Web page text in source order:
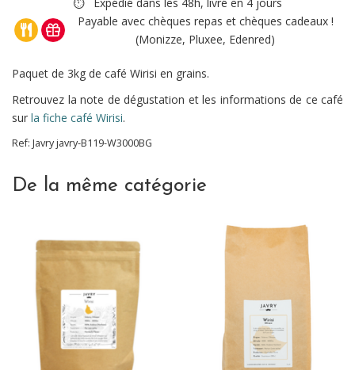
Payable avec chèques repas et chèques cadeaux !
(Monizze, Pluxee, Edenred)
Paquet de 3kg de café Wirisi en grains.
Retrouvez la note de dégustation et les informations de ce café
sur la fiche café Wirisi.
Ref: Javryjavry-B119-W3000BG
De la même catégorie